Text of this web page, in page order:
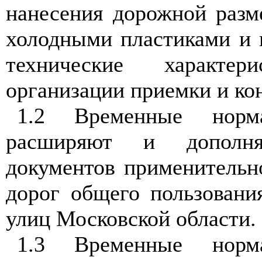
нанесения дорожной
холодными пластиками
технические
организации приемки и
1.2 Временные
расширяют и
документов
дорог общего
улиц Московской области.
1.3 Временные